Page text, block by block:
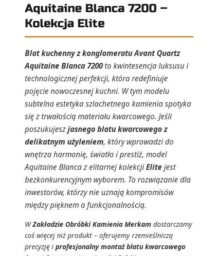
Aquitaine Blanca 7200 –
Kolekcja Elite
Blat kuchenny z konglomeratu Avant Quartz
Aquitaine Blanca 7200to kwintesencja luksusu i
technologicznej perfekcji, która redefiniuje
pojęcie nowoczesnej kuchni. W tym modelu
subtelna estetyka szlachetnego kamienia spotyka
się z trwałością materiału kwarcowego. Jeśli
poszukujeszjasnego blatu kwarcowego z
delikatnym użyleniem, który wprowadzi do
wnętrza harmonię, światło i prestiż, model
Aquitaine Blanca z elitarnej kolekcjiElitejest
bezkonkurencyjnym wyborem. To rozwiązanie dla
inwestorów, którzy nie uznają kompromisów
między pięknem a funkcjonalnością.
WZakładzie Obróbki Kamienia Merkam dostarczamy
coś więcej niż produkt – oferujemy rzemieślniczą
precyzję iprofesjonalny montaż blatu kwarcowego